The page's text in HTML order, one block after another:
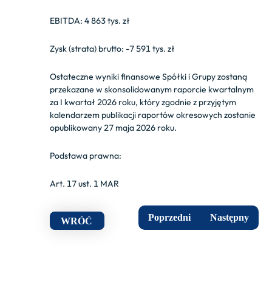
EBITDA: 4 863 tys. zł
Zysk (strata) brutto: -7 591 tys. zł
Ostateczne wyniki finansowe Spółki i Grupy zostaną
przekazane w skonsolidowanym raporcie kwartalnym
za I kwartał 2026 roku, który zgodnie z przyjętym
kalendarzem publikacji raportów okresowych zostanie
opublikowany 27 maja 2026 roku.
Podstawa prawna:
Art. 17 ust. 1 MAR
WRÓĆ Poprzedni Następny